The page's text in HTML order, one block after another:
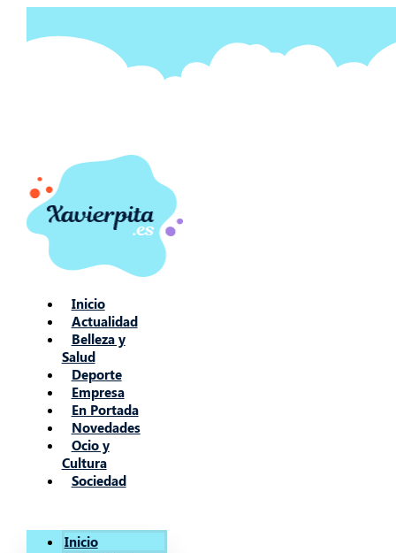
contenido
Inicio
Actualidad
Belleza y
Salud
Deporte
Empresa
En Portada
Novedades
Ocio y
Cultura
Sociedad
Inicio